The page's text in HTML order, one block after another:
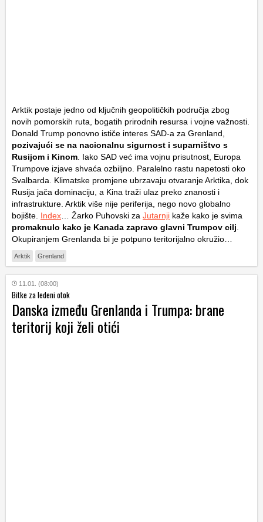
Arktik postaje jedno od ključnih geopolitičkih područja zbog
novih pomorskih ruta, bogatih prirodnih resursa i vojne važnosti.
Donald Trump ponovno ističe interes SAD-a za Grenland,
pozivajući se na nacionalnu sigurnost i suparništvo s
Rusijom i Kinom . Iako SAD već ima vojnu prisutnost, Europa
Trumpove izjave shvaća ozbiljno. Paralelno rastu napetosti oko
Svalbarda. Klimatske promjene ubrzavaju otvaranje Arktika, dok
Rusija jača dominaciju, a Kina traži ulaz preko znanosti i
infrastrukture. Arktik više nije periferija, nego novo globalno
bojište. Index … Žarko Puhovski za Jutarnji kaže kako je svima
promaknulo kako je Kanada zapravo glavni Trumpov cilj
Okupiranjem Grenlanda bi je potpuno teritorijalno okružio…
Arktik Grenland
11.01. (08:00)
Bitke za ledeni otok
Danska između Grenlanda i Trumpa: brane
teritorij koji želi otići